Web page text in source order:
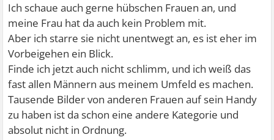
Ich schaue auch gerne hübschen Frauen an, und
meine Frau hat da auch kein Problem mit.
Aber ich starre sie nicht unentwegt an, es ist eher im
Vorbeigehen ein Blick.
Finde ich jetzt auch nicht schlimm, und ich weiß das
fast allen Männern aus meinem Umfeld es machen.
Tausende Bilder von anderen Frauen auf sein Handy
zu haben ist da schon eine andere Kategorie und
absolut nicht in Ordnung.